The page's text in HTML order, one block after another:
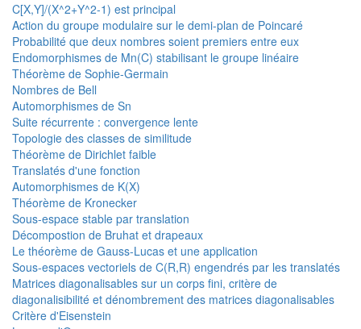
C[X,Y]/(X^2+Y^2-1) est principal
Action du groupe modulaire sur le demi-plan de Poincaré
Probabilité que deux nombres soient premiers entre eux
Endomorphismes de Mn(C) stabilisant le groupe linéaire
Théorème de Sophie-Germain
Nombres de Bell
Automorphismes de Sn
Suite récurrente : convergence lente
Topologie des classes de similitude
Théorème de Dirichlet faible
Translatés d'une fonction
Automorphismes de K(X)
Théorème de Kronecker
Sous-espace stable par translation
Décompostion de Bruhat et drapeaux
Le théorème de Gauss-Lucas et une application
Sous-espaces vectoriels de C(R,R) engendrés par les translatés
Matrices diagonalisables sur un corps fini, critère de
diagonalisibilité et dénombrement des matrices diagonalisables
Critère d'Eisenstein